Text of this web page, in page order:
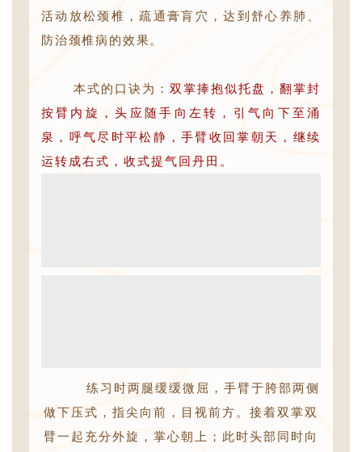
活动放松颈椎，疏通膏肓穴，达到 舒心养肺、
防治颈椎病 的效果。
本式的口诀为： 双掌捧抱似托盘，翻掌封
按臂内旋，头应随手向左转，引气向下至涌
泉，呼气尽时平松静，手臂收回掌朝天，继续
运转成右式，收式提气回丹田。
练习时两腿缓缓微屈，手臂于胯部两侧
做下压式，指尖向前，目视前方。接着双掌双
臂一起充分外旋，掌心朝上；此时头部同时向